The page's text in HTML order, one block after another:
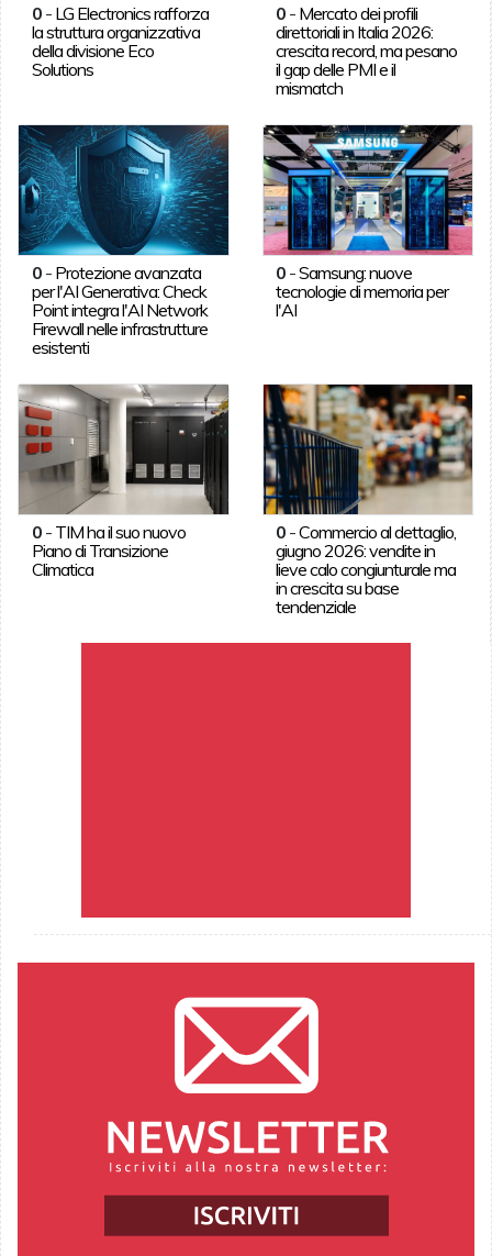
0- LG Electronics rafforza
la struttura organizzativa
della divisione Eco
Solutions
0 - Mercato dei profili
direttoriali in Italia 2026:
crescita record, ma pesano
il gap delle PMI e il
mismatch
0- Protezione avanzata
per l'AI Generativa: Check
Point integra l'AI Network
Firewall nelle infrastrutture
esistenti
0 -Samsung: nuove
tecnologie di memoria per
l'AI
0- TIM ha il suo nuovo
Piano di Transizione
Climatica
0 -Commercio al dettaglio,
giugno 2026: vendite in
lieve calo congiunturale ma
in crescita su base
tendenziale